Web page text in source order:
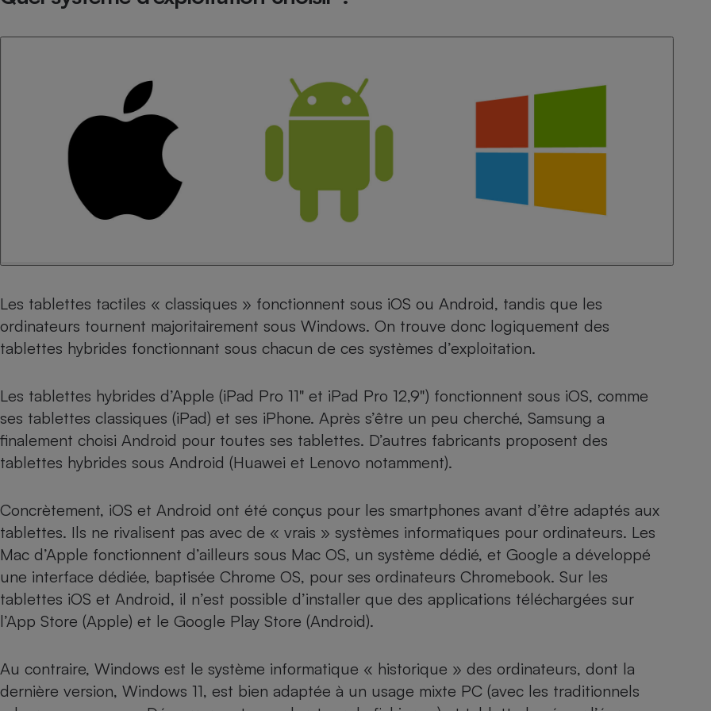
Les tablettes tactiles « classiques » fonctionnent sous iOS ou Android, tandis que les
ordinateurs tournent majoritairement sous Windows. On trouve donc logiquement des
tablettes hybrides fonctionnant sous chacun de ces systèmes d’exploitation.
Les tablettes hybrides d’Apple (iPad Pro 11" et iPad Pro 12,9") fonctionnent sous iOS, comme
ses tablettes classiques (iPad) et ses iPhone. Après s’être un peu cherché, Samsung a
finalement choisi Android pour toutes ses tablettes. D’autres fabricants proposent des
tablettes hybrides sous Android (Huawei et Lenovo notamment).
Concrètement, iOS et Android ont été conçus pour les smartphones avant d’être adaptés aux
tablettes. Ils ne rivalisent pas avec de « vrais » systèmes informatiques pour ordinateurs. Les
Mac d’Apple fonctionnent d’ailleurs sous Mac OS, un système dédié, et Google a développé
une interface dédiée, baptisée Chrome OS, pour ses ordinateurs Chromebook. Sur les
tablettes iOS et Android, il n’est possible d’installer que des applications téléchargées sur
l’App Store (Apple) et le Google Play Store (Android).
Au contraire, Windows est le système informatique « historique » des ordinateurs, dont la
dernière version, Windows 11, est bien adaptée à un usage mixte PC (avec les traditionnels